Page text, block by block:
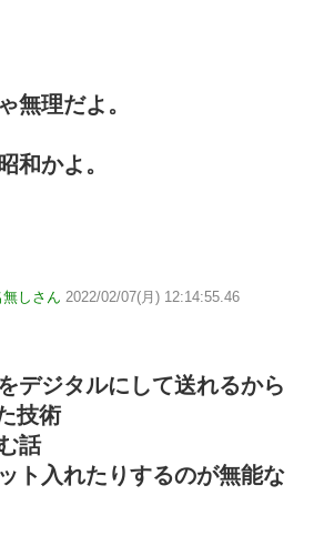
無理だよ。
和かよ。
しさん 2022/02/07(月) 12:14:55.46
デジタルにして送れるから
技術
話
ト入れたりするのが無能な